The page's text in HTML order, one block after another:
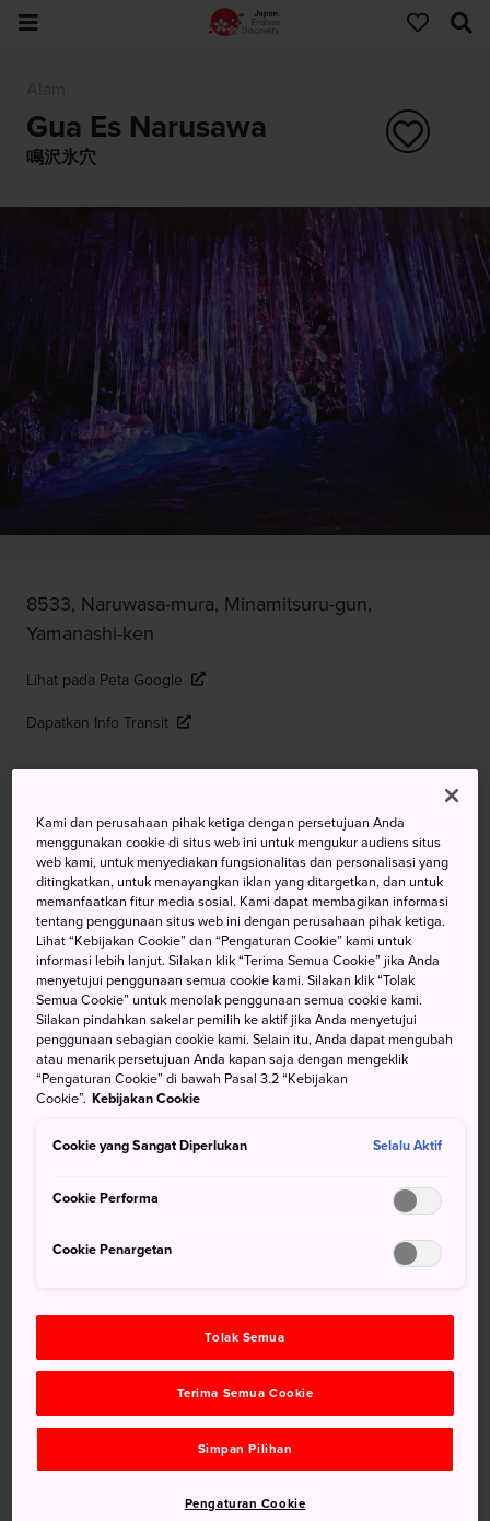
Gua Es Narusawa
鳴沢氷穴
8533, Naruwasa-mura, Minamitsuru-gun,
Yamanashi-ken
Lihat pada Peta Google
Dapatkan Info Transit
Menjelajahi Dua Gua Vulkanik
Yang Selalu Dingin Tepat di Gn.
Fuji
Gua Es Narusawa adalah dunia bawah tanah beku yang
berada di tengahHutan Aokigahara
di kaki Gn. Fuji,
yang terbentuk ketika Gn. Nagao di dekatnya meletus.
Saat berada di area ini, kunjungi pula Gua Angin Fugaku di
tentu saja saat musim dingin, namun Anda juga akan
panas. Anda dapat membeli tiket yang memungkinkan
Beberapa tiang es memiliki tinggi 3 meter
Pada titik terendahnya, gua ini berada 21 meter di
Jalur jalan setapak berbentuk angka delapan ini akan
membawa Anda melintasi terowongan
Kami dan perusahaan pihak ketiga dengan persetujuan Anda
menggunakan cookie di situs web ini untuk mengukur audiens situs
web kami, untuk menyediakan fungsionalitas dan personalisasi yang
ditingkatkan, untuk menayangkan iklan yang ditargetkan, dan untuk
memanfaatkan fitur media sosial. Kami dapat membagikan informasi
tentang penggunaan situs web ini dengan perusahaan pihak ketiga.
Lihat “Kebijakan Cookie” dan “Pengaturan Cookie” kami untuk
informasi lebih lanjut. Silakan klik “Terima Semua Cookie” jika Anda
menyetujui penggunaan semua cookie kami. Silakan klik “Tolak
Semua Cookie” untuk menolak penggunaan semua cookie kami.
Silakan pindahkan sakelar pemilih ke aktif jika Anda menyetujui
penggunaan sebagian cookie kami. Selain itu, Anda dapat mengubah
atau menarik persetujuan Anda kapan saja dengan mengeklik
“Pengaturan Cookie” di bawah Pasal 3.2 “Kebijakan
Cookie”. Kebijakan Cookie
Cookie yang Sangat Diperlukan Selalu Aktif
Cookie Performa
Cookie Penargetan
Tolak Semua
Terima Semua Cookie
Simpan Pilihan
Pengaturan Cookie